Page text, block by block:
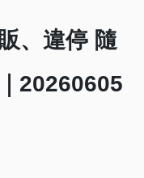
、違停 隨
20260605